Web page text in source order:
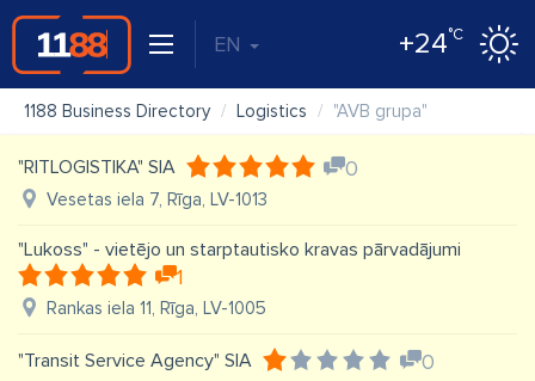
EN +24°C
1188 Business Directory Logistics "AVB grupa"
"RITLOGISTIKA" SIA 0
Vesetas iela 7, Rīga, LV-1013
"Lukoss" - vietējo un starptautisko kravas pārvadājumi
1
Rankas iela 11, Rīga, LV-1005
"Transit Service Agency" SIA 0